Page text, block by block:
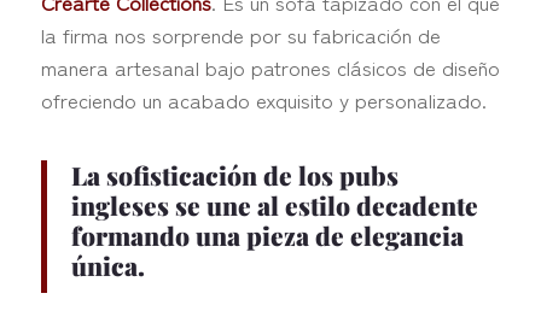
la firma nos sorprende por su fabricación de
manera artesanal bajo patrones clásicos de diseño
ofreciendo un acabado exquisito y personalizado.
La sofisticación de los pubs
ingleses se une al estilo decadente
formando una pieza de elegancia
única.